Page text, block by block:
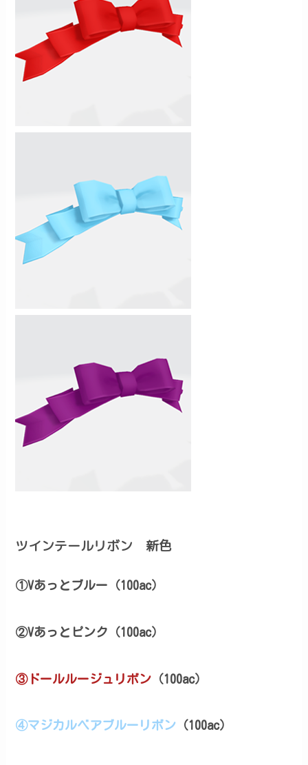
ツインテールリボン 新色
①Vあっとブルー（100ac）
②Vあっとピンク（100ac）
③ドールルージュリボン （100ac）
④マジカルベアブルーリボン （100ac）